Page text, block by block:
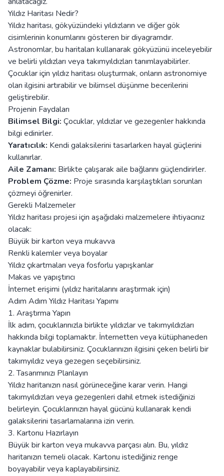
Yıldız Haritası Nedir?
Yıldız haritası, gökyüzündeki yıldızların ve diğer gök
cisimlerinin konumlarını gösteren bir diyagramdır.
Astronomlar, bu haritaları kullanarak gökyüzünü inceleyebilir
ve belirli yıldızları veya takımyıldızları tanımlayabilirler.
Çocuklar için yıldız haritası oluşturmak, onların astronomiye
olan ilgisini artırabilir ve bilimsel düşünme becerilerini
geliştirebilir.
Projenin Faydaları
Bilimsel Bilgi: Çocuklar, yıldızlar ve gezegenler hakkında
bilgi edinirler.
Yaratıcılık: Kendi galaksilerini tasarlarken hayal güçlerini
kullanırlar.
Aile Zamanı: Birlikte çalışarak aile bağlarını güçlendirirler.
Problem Çözme: Proje sırasında karşılaştıkları sorunları
çözmeyi öğrenirler.
Gerekli Malzemeler
Yıldız haritası projesi için aşağıdaki malzemelere ihtiyacınız
olacak:
Büyük bir karton veya mukavva
Renkli kalemler veya boyalar
Yıldız çıkartmaları veya fosforlu yapışkanlar
Makas ve yapıştırıcı
İnternet erişimi (yıldız haritalarını araştırmak için)
Adım Adım Yıldız Haritası Yapımı
1. Araştırma Yapın
İlk adım, çocuklarınızla birlikte yıldızlar ve takımyıldızları
hakkında bilgi toplamaktır. İnternetten veya kütüphaneden
kaynaklar bulabilirsiniz. Çocuklarınızın ilgisini çeken belirli bir
takımyıldız veya gezegen seçebilirsiniz.
2. Tasarımınızı Planlayın
Yıldız haritanızın nasıl görüneceğine karar verin. Hangi
takımyıldızları veya gezegenleri dahil etmek istediğinizi
belirleyin. Çocuklarınızın hayal gücünü kullanarak kendi
galaksilerini tasarlamalarına izin verin.
3. Kartonu Hazırlayın
Büyük bir karton veya mukavva parçası alın. Bu, yıldız
haritanızın temeli olacak. Kartonu istediğiniz renge
boyayabilir veya kaplayabilirsiniz.